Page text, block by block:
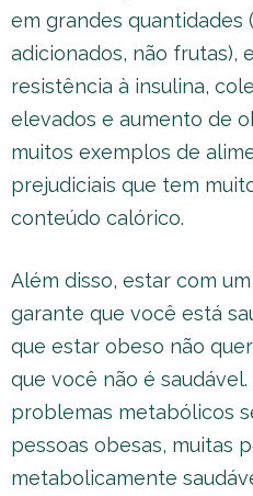
em grandes quantidades
adicionados, não frutas),
resistência à insulina,
elevados e aumento de
muitos exemplos de
prejudiciais que tem
conteúdo calórico.
Além disso, estar com
garante que você está
que estar obeso não
que você não é
problemas metabólicos
pessoas obesas, muitas
metabolicamente